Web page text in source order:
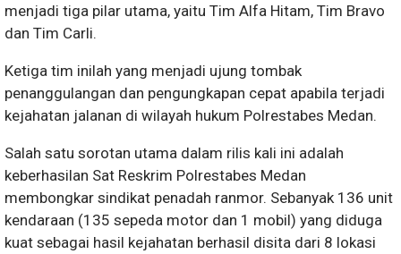
menjadi tiga pilar utama, yaitu ​Tim Alfa Hitam, ​Tim Bravo​
dan Tim Carli.
​Ketiga tim inilah yang menjadi ujung tombak
penanggulangan dan pengungkapan cepat apabila terjadi
kejahatan jalanan di wilayah hukum Polrestabes Medan.
​Salah satu sorotan utama dalam rilis kali ini adalah
keberhasilan Sat Reskrim Polrestabes Medan
membongkar sindikat penadah ranmor. Sebanyak 136 unit
kendaraan (135 sepeda motor dan 1 mobil) yang diduga
kuat sebagai hasil kejahatan berhasil disita dari 8 lokasi